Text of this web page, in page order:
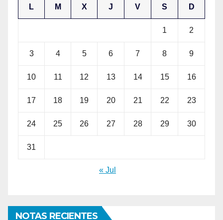
L M X J V S D
1 2
3 4 5 6 7 8 9
10 11 12 13 14 15 16
17 18 19 20 21 22 23
24 25 26 27 28 29 30
31
« Jul
NOTAS RECIENTES